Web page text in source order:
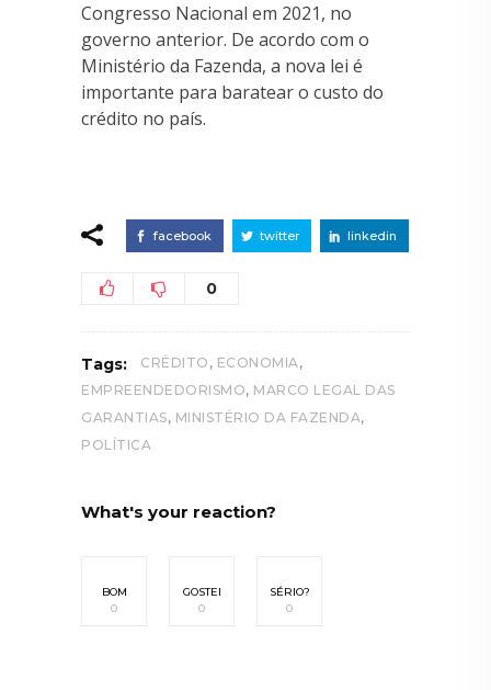
Congresso Nacional em 2021, no
governo anterior. De acordo com o
Ministério da Fazenda, a nova lei é
importante para baratear o custo do
crédito no país.
facebook twitter linkedin
0
Tags: CRÉDITO , ECONOMIA,
EMPREENDEDORISMO, MARCO LEGAL DAS
GARANTIAS, MINISTÉRIO DA FAZENDA,
POLÍTICA
What's your reaction?
BOM
0
GOSTEI
0
SÉRIO?
0